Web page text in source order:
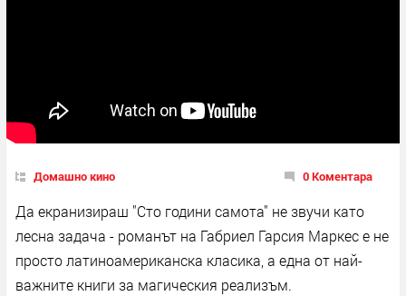
Домашно кино 0 Коментара
Да екранизираш "Сто години самота" не звучи като
лесна задача - романът на Габриел Гарсия Маркес е не
просто латиноамериканска класика, а една от най-
важните книги за магическия реализъм.